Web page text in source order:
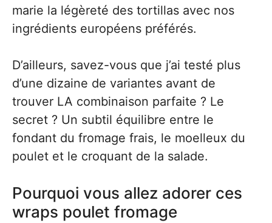
marie la légèreté des tortillas avec nos
ingrédients européens préférés.
D’ailleurs, savez-vous que j’ai testé plus
d’une dizaine de variantes avant de
trouver LA combinaison parfaite ? Le
secret ? Un subtil équilibre entre le
fondant du fromage frais, le moelleux du
poulet et le croquant de la salade.
Pourquoi vous allez adorer ces
wraps poulet fromage